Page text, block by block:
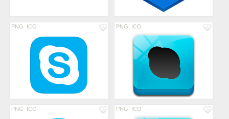
PNG ICO PNG ICO
PNG ICO PNG ICO